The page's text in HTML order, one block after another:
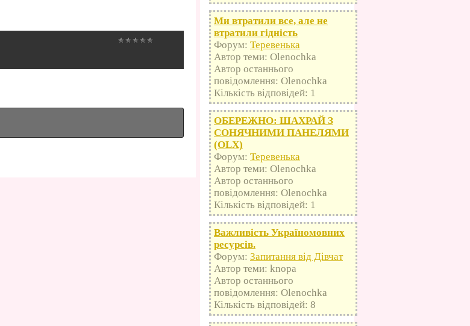
Ми втратили все, але не
втратили гідність
Форум: Теревенька
Автор теми: Olenochka
Автор останнього
повідомлення: Olenochka
Кількість відповідей: 1
ОБЕРЕЖНО: ШАХРАЙ З
СОНЯЧНИМИ ПАНЕЛЯМИ
(OLX)
Форум: Теревенька
Автор теми: Olenochka
Автор останнього
повідомлення: Olenochka
Кількість відповідей: 1
Важливість Україномовних
ресурсів.
Форум: Запитання від Дівчат
Автор теми: knopa
Автор останнього
повідомлення: Olenochka
Кількість відповідей: 8